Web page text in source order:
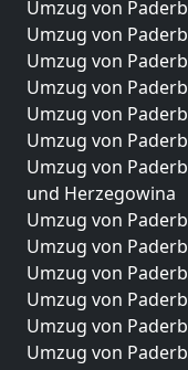
Umzug von
Umzug von
Umzug von
Umzug von
Umzug von
Umzug von
Umzug von
und Herzegowina
Umzug von
Umzug von
Umzug von
Umzug von
Umzug von
Umzug von